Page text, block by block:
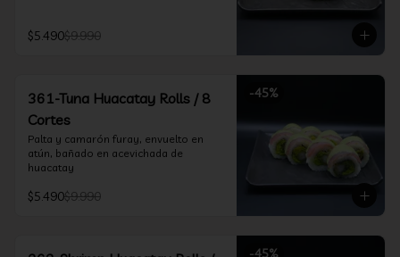
$5.490$9.990
-45%
361-Tuna Huacatay Rolls / 8
Cortes
Palta y camarón furay, envuelto en
atún, bañado en acevichada de
huacatay
$5.490$9.990
-45%